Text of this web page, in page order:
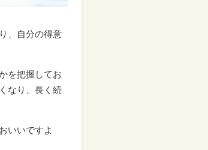
、自分の得意
を把握してお
なり、長く続
いいですよ